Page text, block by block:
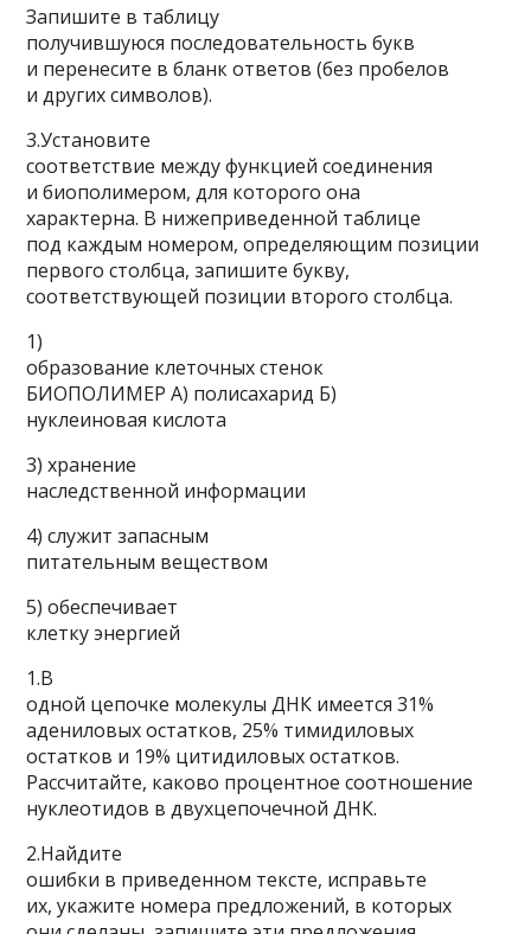
Запишите в таблицу
получившуюся последовательность букв
и перенесите в бланк ответов (без пробелов
и других символов).
3.Установите
соответствие между функцией соединения
и биополимером, для которого она
характерна. В нижеприведенной таблице
под каждым номером, определяющим позиции
первого столбца, запишите букву,
соответствующей позиции второго столбца.
1)
образование клеточных стенок
БИОПОЛИМЕР А) полисахарид Б)
нуклеиновая кислота
3) хранение
наследственной информации
4) служит запасным
питатель­ным веществом
5) обеспечивает
клетку энергией
1.В
одной цепочке молекулы ДНК имеется 31%
адениловых остатков, 25% тимидиловых
остатков и 19% цитидиловых остатков.
Рассчитайте, каково процентное соотношение
нуклеотидов в двухцепочечной ДНК.
2.Найдите
ошибки в приведенном тексте, исправьте
их, укажите номера предложений, в которых